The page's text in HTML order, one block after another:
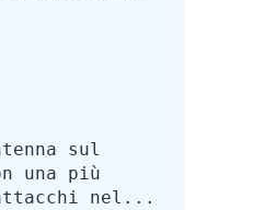
sul
una più
nel...